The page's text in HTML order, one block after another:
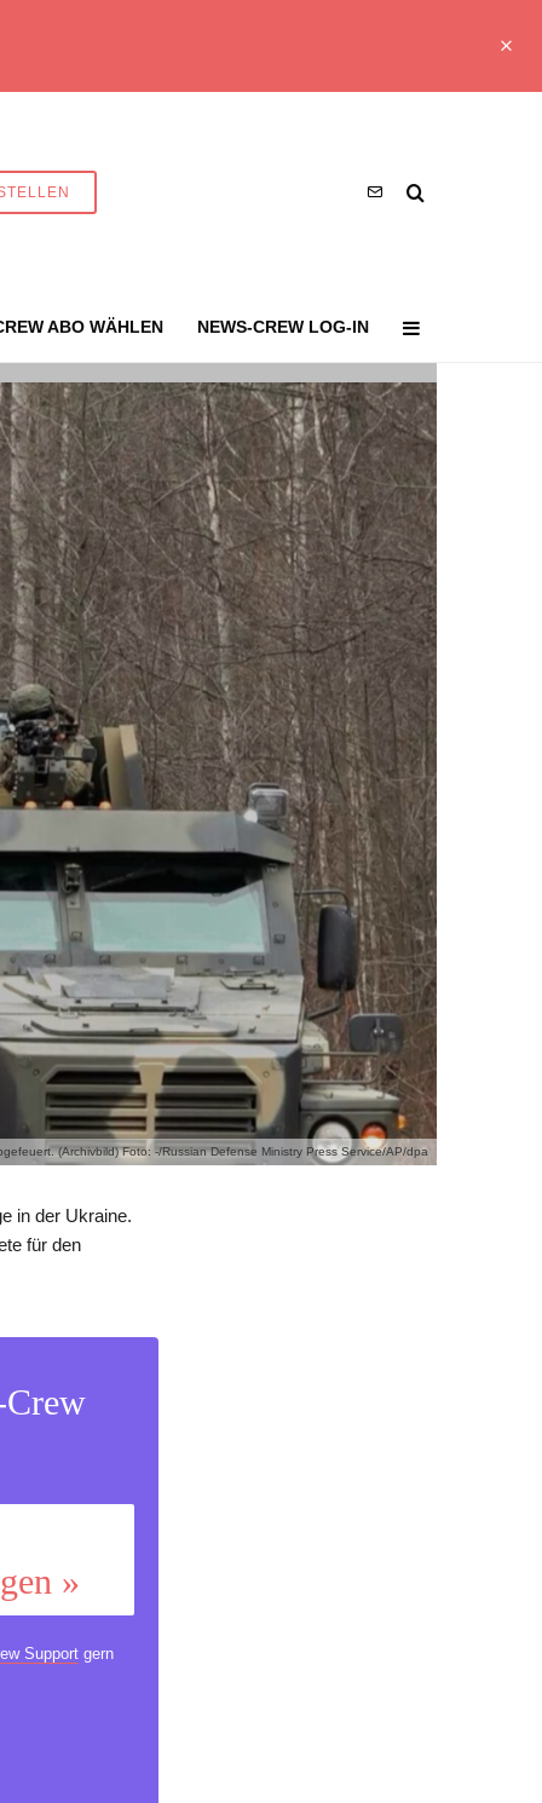
ABO WÄHLEN NEWS-CREW LOG-IN
(Archivbild) Foto: -/Russian Defense Ministry Press Service/AP/dpa
in der Ukraine.
für den
»
Supportgern